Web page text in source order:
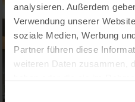
analysieren. Außerdem
Verwendung unserer
soziale Medien, Werbung
Partner führen diese
weiteren Daten zusammen,